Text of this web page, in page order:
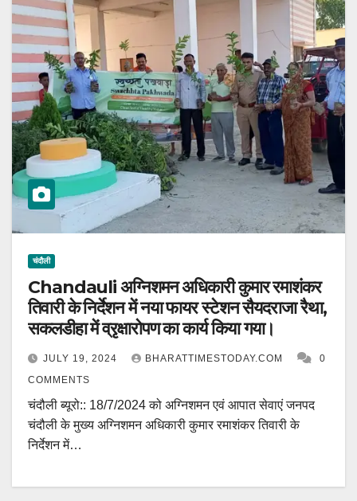
चंदौली
Chandauli अग्निशमन अधिकारी कुमार रमाशंकर
तिवारी के निर्देशन में नया फायर स्टेशन सैयदराजा रैथा,
सकलडीहा में व्रृक्षारोपण का कार्य किया गया।
JULY 19, 2024 BHARATTIMESTODAY.COM
0
COMMENTS
चंदौली ब्यूरो:: 18/7/2024 को अग्निशमन एवं आपात सेवाएं जनपद
चंदौली के मुख्य अग्निशमन अधिकारी कुमार रमाशंकर तिवारी के
निर्देशन में…